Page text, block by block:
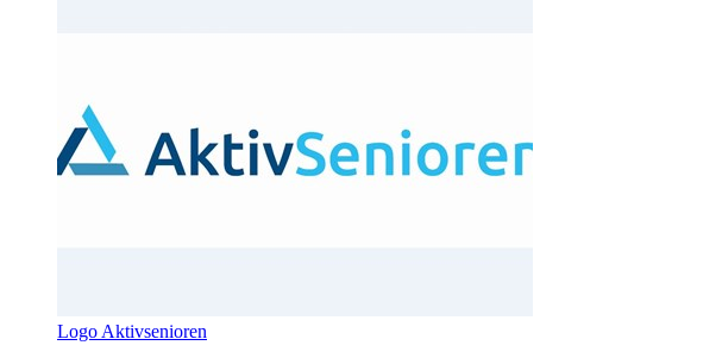
Logo Aktivsenioren